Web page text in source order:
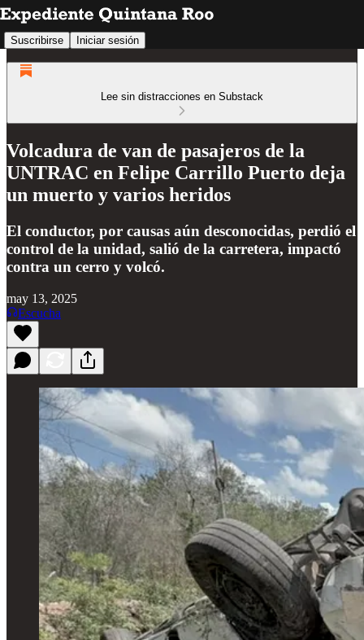
Suscribirse Iniciar sesión
Lee sin distracciones en Substack
Volcadura de van de pasajeros de la
UNTRAC en Felipe Carrillo Puerto deja
un muerto y varios heridos
El conductor, por causas aún desconocidas, perdió el
control de la unidad, salió de la carretera, impactó
contra un cerro y volcó.
may 13, 2025
Escucha